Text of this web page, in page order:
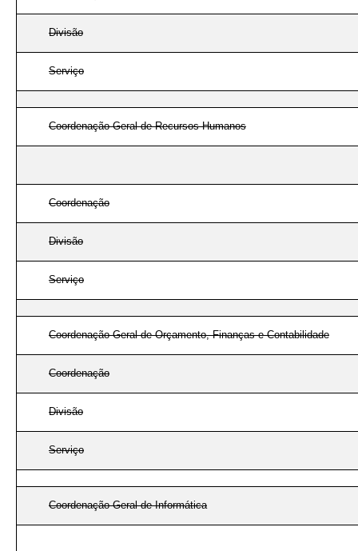
Divisão
Serviço
Coordenação-Geral de Recursos Humanos
Coordenação
Divisão
Serviço
Coordenação-Geral de Orçamento, Finanças e Contabilidade
Coordenação
Divisão
Serviço
Coordenação-Geral de Informática